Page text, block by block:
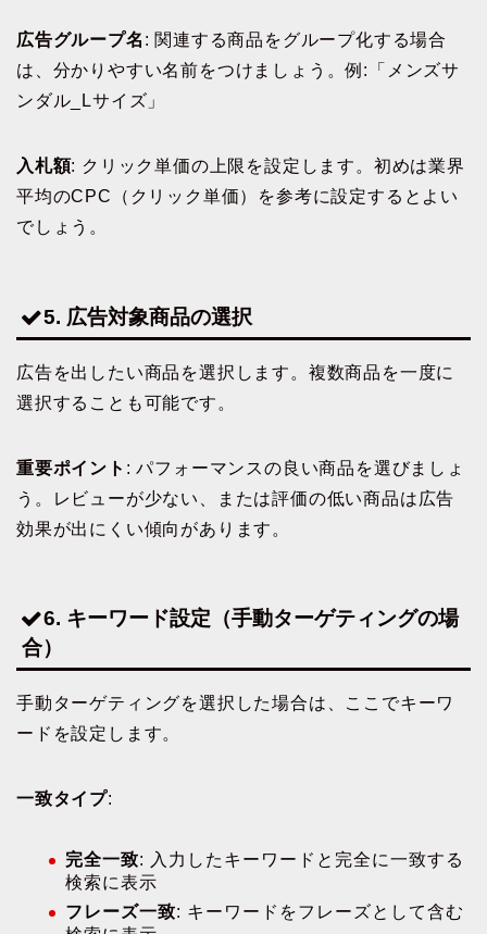
広告グループ名 : 関連する商品をグループ化する場合
は、分かりやすい名前をつけましょう。例:「メンズサ
ンダル_Lサイズ」
入札額: クリック単価の上限を設定します。初めは業界
平均のCPC（クリック単価）を参考に設定するとよい
でしょう。
5. 広告対象商品の選択
広告を出したい商品を選択します。複数商品を一度に
選択することも可能です。
重要ポイント : パフォーマンスの良い商品を選びましょ
う。レビューが少ない、または評価の低い商品は広告
効果が出にくい傾向があります。
6. キーワード設定（手動ターゲティングの場
合）
手動ターゲティングを選択した場合は、ここでキーワ
ードを設定します。
一致タイプ:
完全一致: 入力したキーワードと完全に一致する
検索に表示
フレーズ一致: キーワードをフレーズとして含む